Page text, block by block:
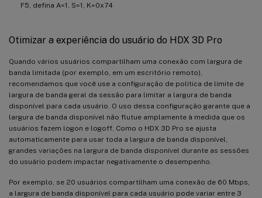
F5, defina A=1, S=1, K=0x74
Otimizar a experiência do usuário do HDX 3D Pro
Quando vários usuários compartilham uma conexão com largura de
banda limitada (por exemplo, em um escritório remoto),
recomendamos que você use a configuração de política de limite de
largura de banda geral da sessão para limitar a largura de banda
disponível para cada usuário. O uso dessa configuração garante que a
largura de banda disponível não flutue amplamente à medida que os
usuários fazem logon e logoff. Como o HDX 3D Pro se ajusta
automaticamente para usar toda a largura de banda disponível,
grandes variações na largura de banda disponível durante as sessões
do usuário podem impactar negativamente o desempenho.
Por exemplo, se 20 usuários compartilham uma conexão de 60 Mbps,
a largura de banda disponível para cada usuário pode variar entre 3